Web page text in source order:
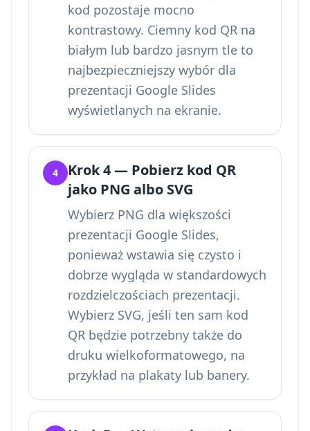
kod pozostaje mocno
kontrastowy. Ciemny kod QR na
białym lub bardzo jasnym tle to
najbezpieczniejszy wybór dla
prezentacji Google Slides
wyświetlanych na ekranie.
4
Krok 4 — Pobierz kod QR
jako PNG albo SVG
Wybierz PNG dla większości
prezentacji Google Slides,
ponieważ wstawia się czysto i
dobrze wygląda w standardowych
rozdzielczościach prezentacji.
Wybierz SVG, jeśli ten sam kod
QR będzie potrzebny także do
druku wielkoformatowego, na
przykład na plakaty lub banery.